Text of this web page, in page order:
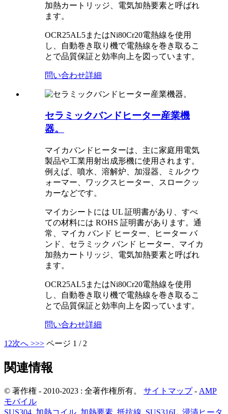
加熱カートリッジ、電気加熱要素と呼ばれ
ます。
OCR25AL5またはNi80Cr20電熱線を使用
し、自動巻き取り機で電熱線を巻き取るこ
とで品質保証と効率向上を図っています。
問い合わせ詳細
セラミックバンドヒーター産業機
器。
マイカバンドヒーターは、主に家庭用電気
製品や工業用射出成形機に使用されます。
例えば、噴水、溶解炉、加湿器、ミルクウ
ォーマー、ワックスヒーター、スロークッ
カーなどです。
マイカシートには UL 証明書があり、すべ
ての材料には ROHS 証明書があります。通
常、マイカ バンド ヒーター、ヒーター バ
ンド、セラミック バンド ヒーター、マイカ
加熱カートリッジ、電気加熱要素と呼ばれ
ます。
OCR25AL5またはNi80Cr20電熱線を使用
し、自動巻き取り機で電熱線を巻き取るこ
とで品質保証と効率向上を図っています。
問い合わせ詳細
1 2次へ >>> ページ 1 / 2
関連情報
© 著作権 - 2010-2023 : 全著作権所有。 サイトマップ- AMP
モバイル
SUS304 加熱コイル 加熱要素 抵抗線 SUS316L 浸漬ヒータ